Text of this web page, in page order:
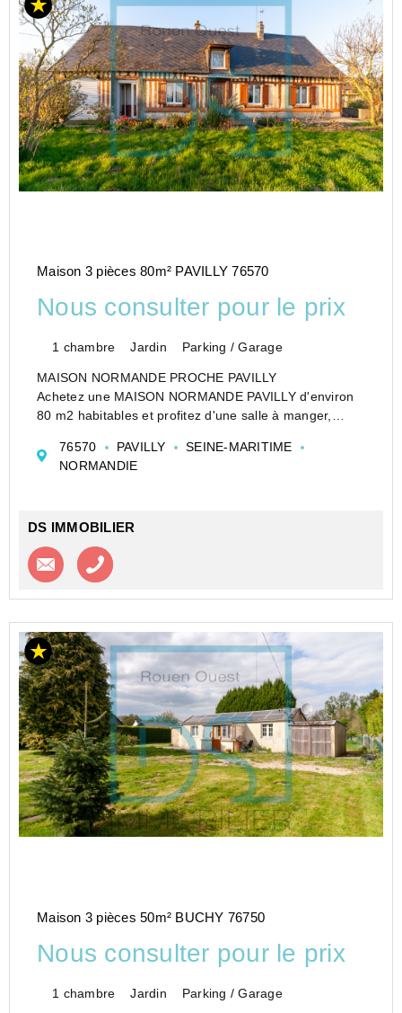
Maison 3 pièces 80m² PAVILLY 76570
Nous consulter pour le prix
1 chambre Jardin Parking / Garage
MAISON NORMANDE PROCHE PAVILLY
Achetez une MAISON NORMANDE PAVILLY d'environ
80 m2 habitables et profitez d'une salle à manger,
douche, d'un wc indépendant, d'un gren...
76570 PAVILLY
SEINE-MARITIME
NORMANDIE
DS IMMOBILIER
Contacter l'agence
Maison 3 pièces 50m² BUCHY 76750
Nous consulter pour le prix
1 chambre Jardin Parking / Garage